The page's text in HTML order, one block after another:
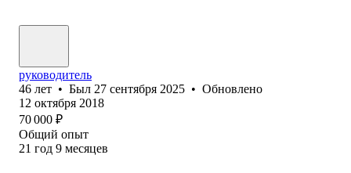
руководитель
46 лет • Был 27 сентября 2025 • Обновлено
12 октября 2018
70 000 ₽
Общий опыт
21 год 9 месяцев